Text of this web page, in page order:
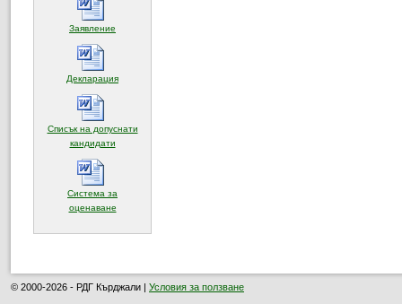
Заявление
Декларация(отваря се в нов прозорец)
Списък на допуснати
кандидати(отваря се в нов прозорец)
Система за
оценаване(отваря се в нов прозорец)
© 2000-2026 - РДГ Кърджали | Условия за ползване